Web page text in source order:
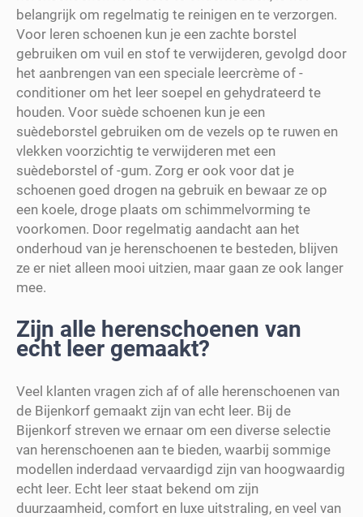
belangrijk om regelmatig te reinigen en te verzorgen.
Voor leren schoenen kun je een zachte borstel
gebruiken om vuil en stof te verwijderen, gevolgd door
het aanbrengen van een speciale leercrème of -
conditioner om het leer soepel en gehydrateerd te
houden. Voor suède schoenen kun je een
suèdeborstel gebruiken om de vezels op te ruwen en
vlekken voorzichtig te verwijderen met een
suèdeborstel of -gum. Zorg er ook voor dat je
schoenen goed drogen na gebruik en bewaar ze op
een koele, droge plaats om schimmelvorming te
voorkomen. Door regelmatig aandacht aan het
onderhoud van je herenschoenen te besteden, blijven
ze er niet alleen mooi uitzien, maar gaan ze ook langer
mee.
Zijn alle herenschoenen van
echt leer gemaakt?
Veel klanten vragen zich af of alle herenschoenen van
de Bijenkorf gemaakt zijn van echt leer. Bij de
Bijenkorf streven we ernaar om een diverse selectie
van herenschoenen aan te bieden, waarbij sommige
modellen inderdaad vervaardigd zijn van hoogwaardig
echt leer. Echt leer staat bekend om zijn
duurzaamheid, comfort en luxe uitstraling, en veel van